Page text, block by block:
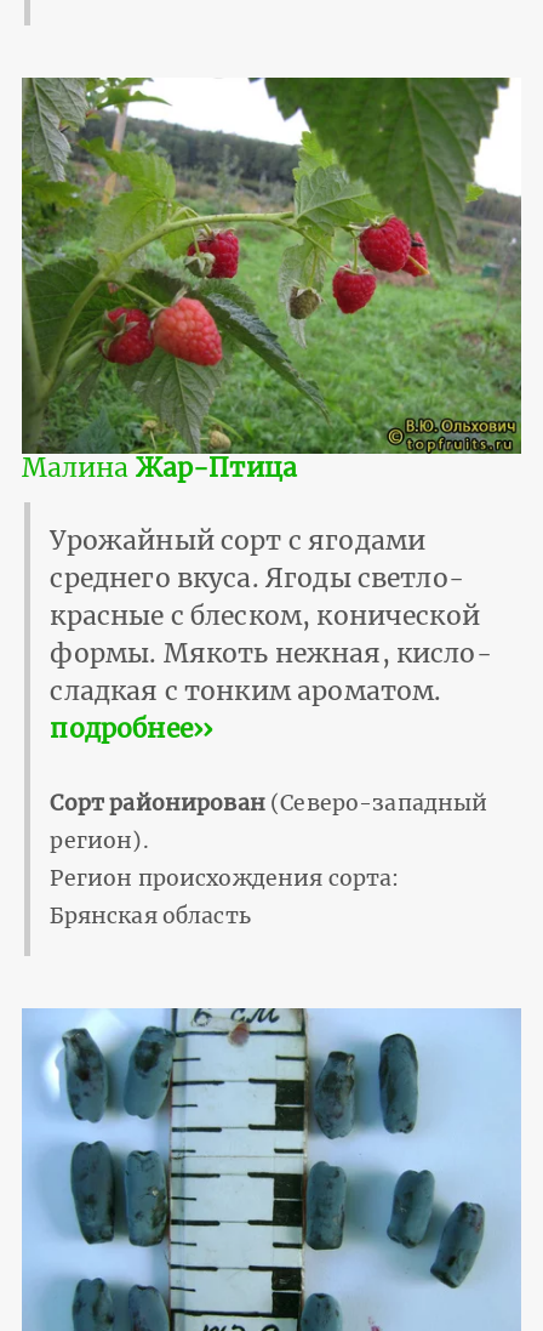
Малина Жар-Птица
Урожайный сорт с ягодами
среднего вкуса. Ягоды светло-
красные с блеском, конической
формы. Мякоть нежная, кисло-
сладкая с тонким ароматом.
подробнее››
Сорт районирован(Северо-западный
регион).
Регион происхождения сорта:
Брянская область